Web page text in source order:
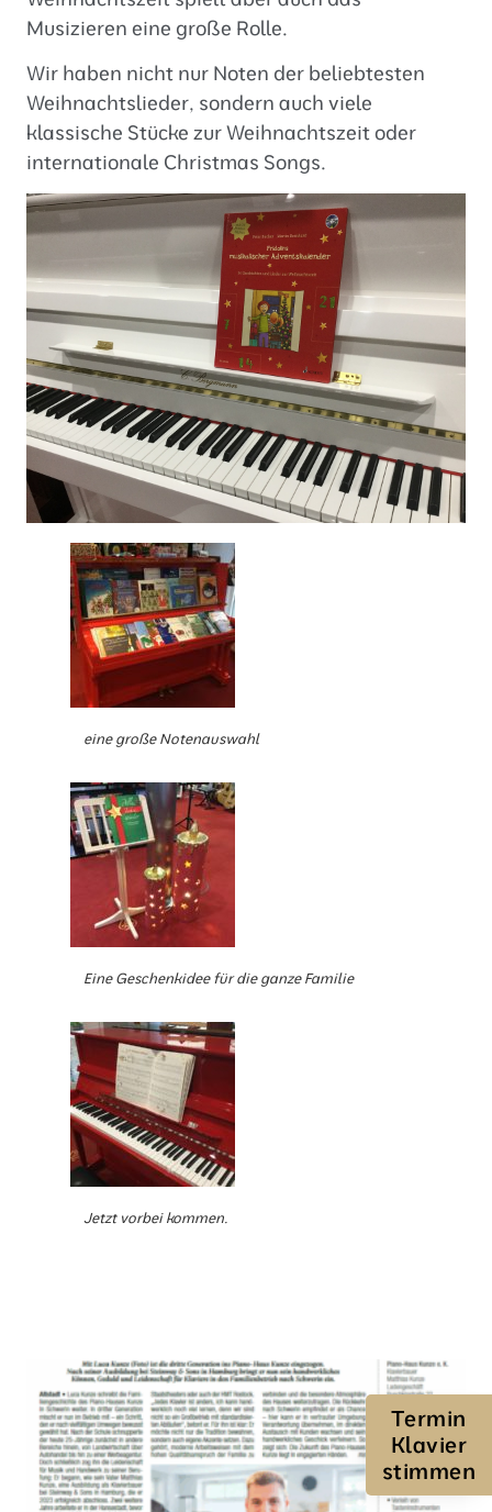
Musizieren eine große Rolle.
Wir haben nicht nur Noten der beliebtesten
Weihnachtslieder, sondern auch viele
klassische Stücke zur Weihnachtszeit oder
internationale Christmas Songs.
eine große Notenauswahl
Eine Geschenkidee für die ganze Familie
Jetzt vorbei kommen.
Termin
Klavier
stimmen